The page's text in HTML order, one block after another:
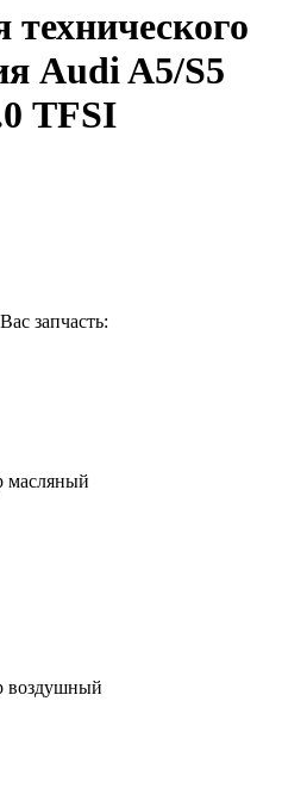
технического
Audi A5/S5
TFSI
запчасть:
масляный
воздушный